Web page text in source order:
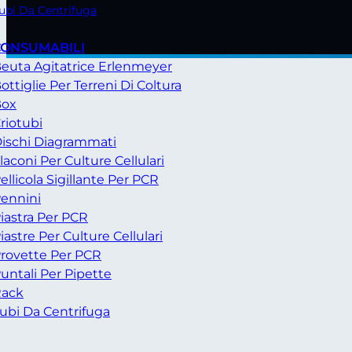
Da Centrifuga
Agitatrice Erlenmeyer
Per Terreni Di Coltura
Diagrammati
Per Culture Cellulari
Sigillante Per PCR
Per PCR
Per Culture Cellulari
Per PCR
Per Pipette
Da Centrifuga